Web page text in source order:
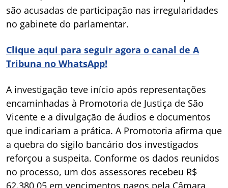
são acusadas de participação nas irregularidades
no gabinete do parlamentar.
Clique aqui para seguir agora o canal de A
Tribuna no WhatsApp!
A investigação teve início após representações
encaminhadas à Promotoria de Justiça de São
Vicente e a divulgação de áudios e documentos
que indicariam a prática. A Promotoria afirma que
a quebra do sigilo bancário dos investigados
reforçou a suspeita. Conforme os dados reunidos
no processo, um dos assessores recebeu R$
62.380,05 em vencimentos pagos pela Câmara